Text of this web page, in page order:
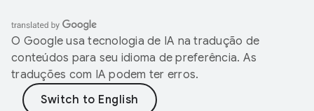
O Google usa tecnologia de IA na tradução de
conteúdos para seu idioma de preferência. As
traduções com IA podem ter erros.